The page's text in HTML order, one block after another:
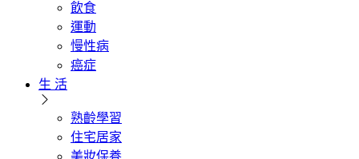
飲食
運動
慢性病
癌症
生 活
熟齡學習
住宅居家
美妝保養